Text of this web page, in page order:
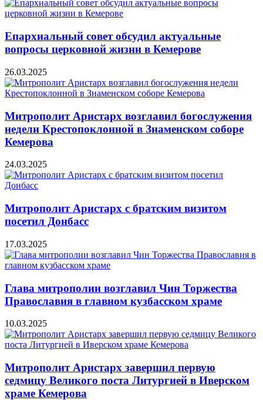
Епархиальный совет обсудил актуальные
вопросы церковной жизни в Кемерове
26.03.2025
Митрополит Аристарх возглавил богослужения
недели Крестопоклонной в Знаменском соборе
Кемерова
24.03.2025
Митрополит Аристарх с братским визитом
посетил Донбасс
17.03.2025
Глава митрополии возглавил Чин Торжества
Православия в главном кузбасском храме
10.03.2025
Митрополит Аристарх завершил первую
седмицу Великого поста Литургией в Иверском
храме Кемерова